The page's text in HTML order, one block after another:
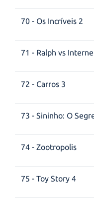
70 - Os Incríveis 2
71 - Ralph vs
72 - Carros 3
73 - Sininho: O
74 - Zootropolis
75 - Toy Story 4